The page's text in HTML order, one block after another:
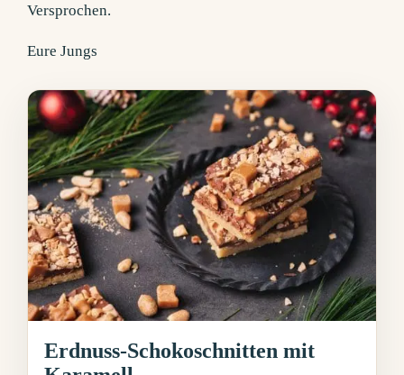
Versprochen.
Eure Jungs
Erdnuss-Schokoschnitten mit